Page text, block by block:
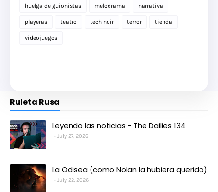
huelga de guionistas melodrama narrativa
playeras teatro tech noir terror tienda
videojuegos
Ruleta Rusa
Leyendo las noticias - The Dailies 134
July 27, 2026
La Odisea (como Nolan la hubiera querido)
July 22, 2026